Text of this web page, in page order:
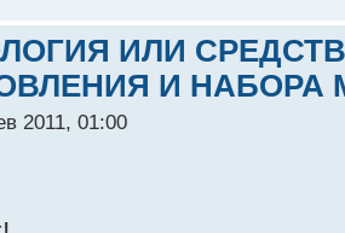
ИЛИ
И НАБОРА
2011, 01:00